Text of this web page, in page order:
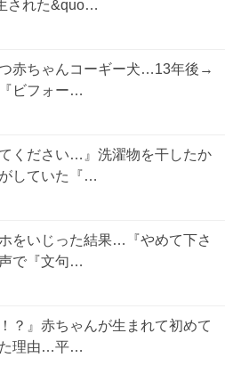
された&quo…
赤ちゃんコーギー犬…13年後→
ビフォー…
ください…』洗濯物を干したか
していた『…
をいじった結果…『やめて下さ
で『文句…
？』赤ちゃんが生まれて初めて
た理由…平…